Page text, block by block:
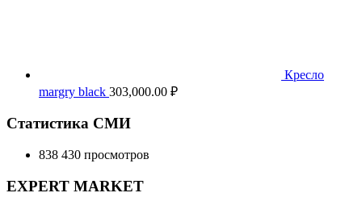
Кресло
margry black 303,000.00 ₽
Статистика СМИ
838 430 просмотров
EXPERT MARKET